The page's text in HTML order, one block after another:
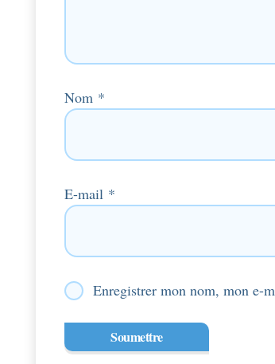
Nom *
E-mail *
Enregistrer mon nom, mon e-